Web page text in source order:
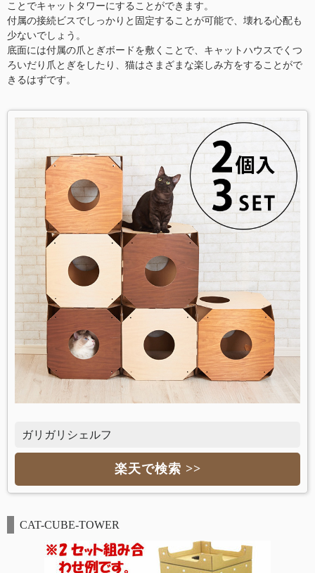
ことでキャットタワーにすることができます。
付属の接続ビスでしっかりと固定することが可能で、壊れる心配も
少ないでしょう。
底面には付属の爪とぎボードを敷くことで、キャットハウスでくつ
ろいだり爪とぎをしたり、猫はさまざまな楽しみ方をすることがで
きるはずです。
ガリガリシェルフ
楽天で検索 >>
CAT-CUBE-TOWER